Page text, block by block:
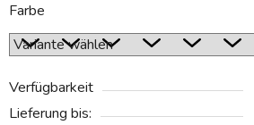
Farbe
Verfügbarkeit
Lieferung bis: